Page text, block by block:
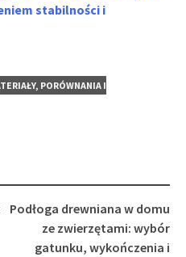
stabilności i
PORÓWNANIA I
Podłoga drewniana w domu
ze zwierzętami: wybór
gatunku, wykończenia i